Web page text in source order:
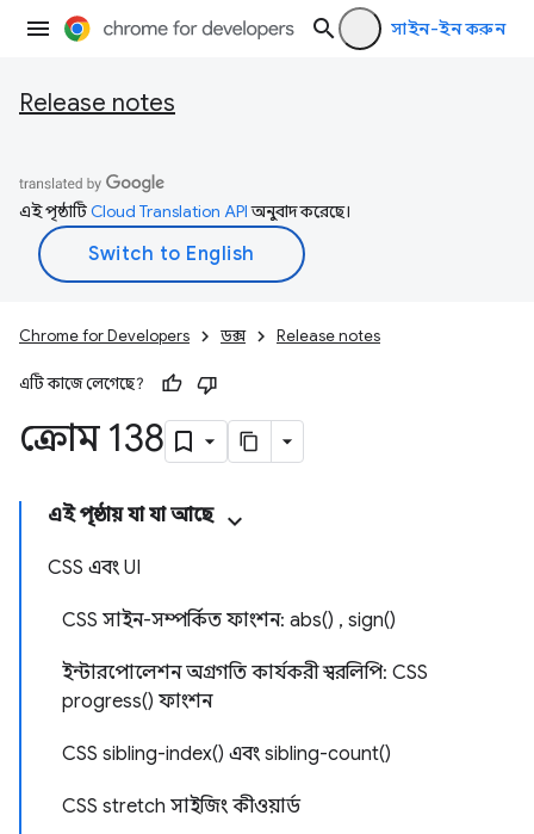
সাইন-ইন করুন
Release notes
এই পৃষ্ঠাটিCloud Translation APIঅনুবাদ করেছে।
Chrome for Developers ডক্স Release notes
এটি কাজে লেগেছে?
ক্রোম 138
এই পৃষ্ঠায় যা যা আছে
CSS এবং UI
CSS সাইন-সম্পর্কিত ফাংশন: abs() , sign()
ইন্টারপোলেশন অগ্রগতি কার্যকরী স্বরলিপি: CSS
progress() ফাংশন
CSS sibling-index() এবং sibling-count()
CSS stretch সাইজিং কীওয়ার্ড